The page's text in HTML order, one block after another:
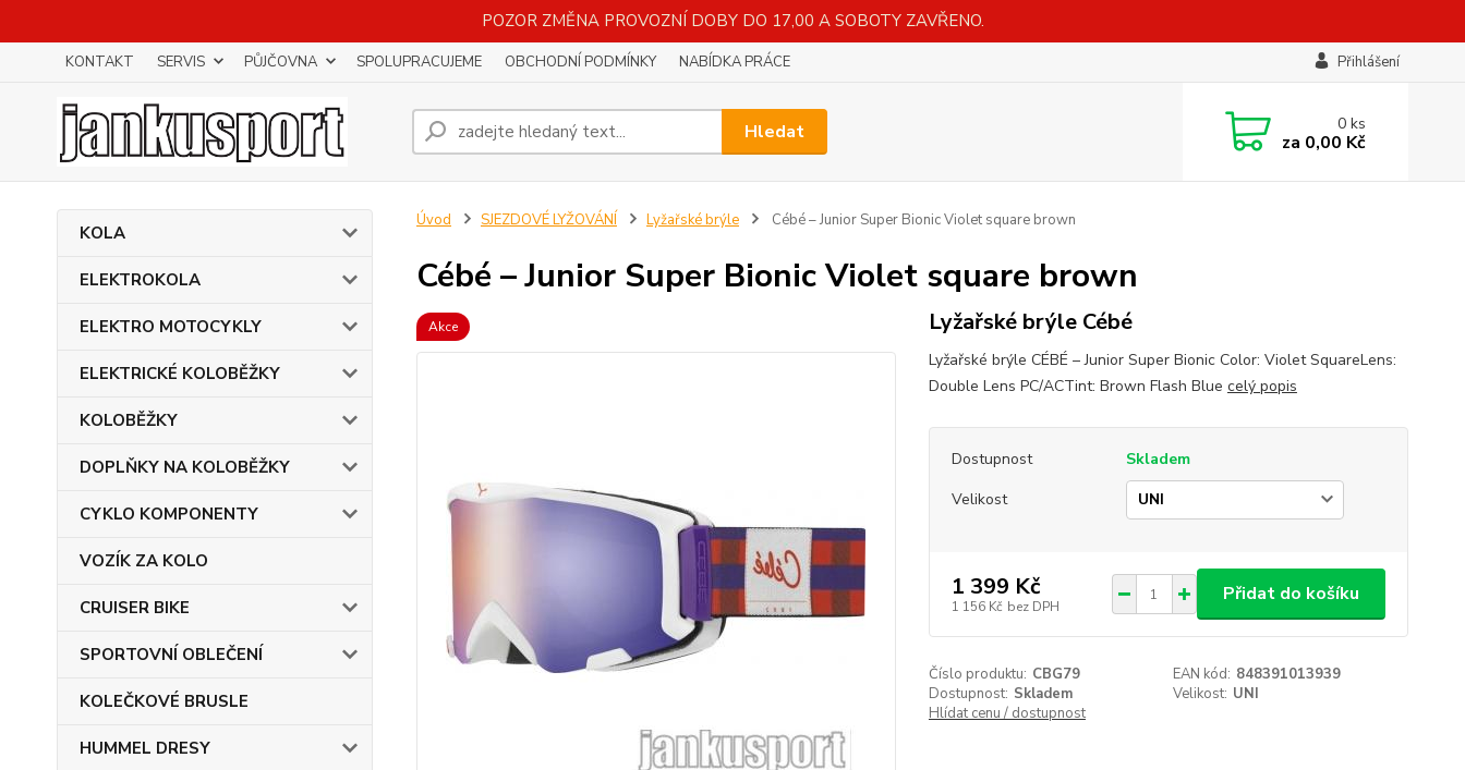
POZOR ZMĚNA PROVOZNÍ DOBY DO 17,00 A SOBOTY ZAVŘENO.
KONTAKT SERVIS PŮJČOVNA SPOLUPRACUJEME OBCHODNÍ PODMÍNKY NABÍDKA PRÁCE Přihlášení
Hledat 0ks
za 0,00 Kč
KOLA
ELEKTROKOLA
ELEKTRO MOTOCYKLY
ELEKTRICKÉ KOLOBĚŽKY
KOLOBĚŽKY
DOPLŇKY NA KOLOBĚŽKY
CYKLO KOMPONENTY
VOZÍK ZA KOLO
CRUISER BIKE
SPORTOVNÍ OBLEČENÍ
KOLEČKOVÉ BRUSLE
HUMMEL DRESY
Úvod SJEZDOVÉ LYŽOVÁNÍ Lyžařské brýle Cébé – Junior Super Bionic Violet square brown
Cébé – Junior Super Bionic Violet square brown
Akce Lyžařské brýle Cébé
Lyžařské brýle CÉBÉ – Junior Super Bionic Color: Violet SquareLens:
Double Lens PC/ACTint: Brown Flash Blue celý popis
Dostupnost
Skladem
Velikost
1 399 Kč
1 156 Kč bez DPH
Přidat do košíku
Číslo produktu: CBG79 EAN kód: 848391013939
Dostupnost: Skladem Velikost: UNI
Hlídat cenu / dostupnost